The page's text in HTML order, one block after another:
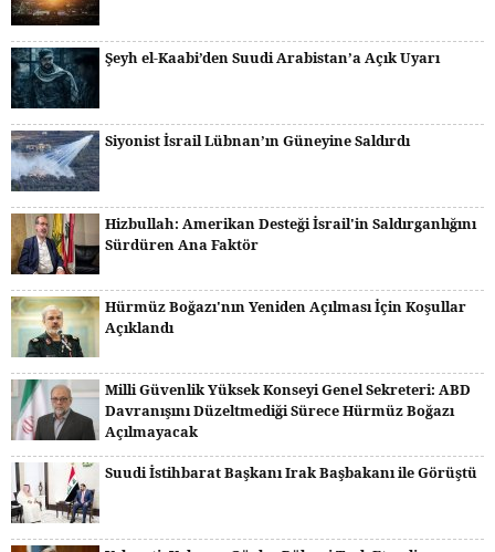
Şeyh el-Kaabi’den Suudi Arabistan’a Açık Uyarı
Siyonist İsrail Lübnan’ın Güneyine Saldırdı
Hizbullah: Amerikan Desteği İsrail'in Saldırganlığını
Sürdüren Ana Faktör
Hürmüz Boğazı'nın Yeniden Açılması İçin Koşullar
Açıklandı
Milli Güvenlik Yüksek Konseyi Genel Sekreteri: ABD
Davranışını Düzeltmediği Sürece Hürmüz Boğazı
Açılmayacak
Suudi İstihbarat Başkanı Irak Başbakanı ile Görüştü